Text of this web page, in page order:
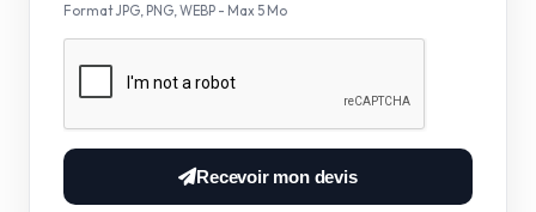
Format JPG, PNG, WEBP - Max 5 Mo
Recevoir mon devis